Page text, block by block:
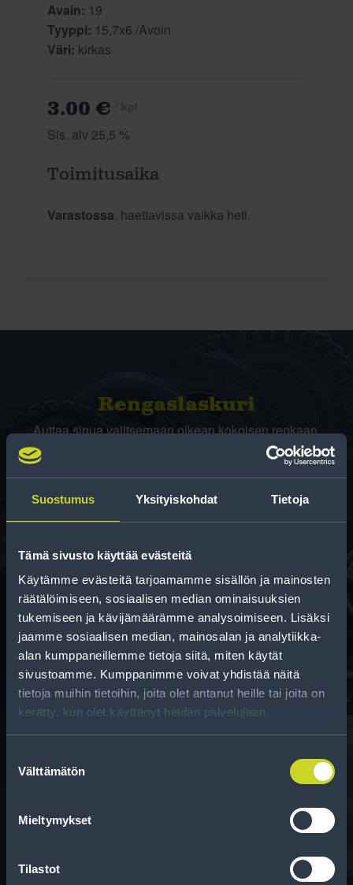
Suostumus Yksityiskohdat Tietoja
Tämä sivusto käyttää evästeitä
Käytämme evästeitä tarjoamamme sisällön ja mainosten
räätälöimiseen, sosiaalisen median ominaisuuksien
tukemiseen ja kävijämäärämme analysoimiseen. Lisäksi
jaamme sosiaalisen median, mainosalan ja analytiikka-
alan kumppaneillemme tietoja siitä, miten käytät
sivustoamme. Kumppanimme voivat yhdistää näitä
tietoja muihin tietoihin, joita olet antanut heille tai joita on
kerätty, kun olet käyttänyt heidän palvelujaan.
valinta
Välttämätön
Mieltymykset
Tilastot
Avain: 19
Tyyppi: 15,7x6 /Avoin
Väri: kirkas
3.00 €
Sis. alv 25,5 %
Toimitusaika
Varastossa, haettavissa vaikka heti.
Rengas­laskuri
Auttaa sinua valitsemaan oikean kokoisen renkaan,
Rahoitus
Tee ostoksesi RengasCenter-tilillä. Saat
maksuaikaa renkaillesi.
Tavallisen ihmisen tietoa merkinnöistä, renkaista ja